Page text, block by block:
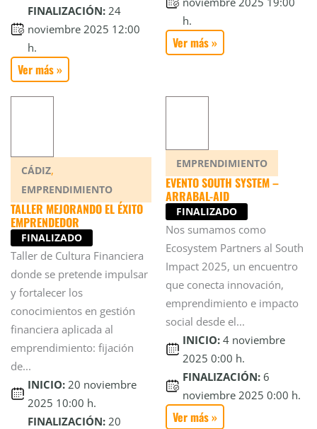
FINALIZACIÓN: 24
noviembre 2025 12:00
h.
Ver más »
h.
Ver más »
CÁDIZ,
EMPRENDIMIENTO
TALLER MEJORANDO EL ÉXITO
EMPRENDEDOR
FINALIZADO
Taller de Cultura Financiera
donde se pretende impulsar
y fortalecer los
conocimientos en gestión
financiera aplicada al
emprendimiento: fijación
de...
INICIO: 20 noviembre
2025 10:00 h.
FINALIZACIÓN: 20
EMPRENDIMIENTO
EVENTO SOUTH SYSTEM –
ARRABAL-AID
FINALIZADO
Nos sumamos como
Ecosystem Partners al South
Impact 2025, un encuentro
que conecta innovación,
emprendimiento e impacto
social desde el...
INICIO: 4 noviembre
2025 0:00 h.
FINALIZACIÓN: 6
noviembre 2025 0:00 h.
Ver más »